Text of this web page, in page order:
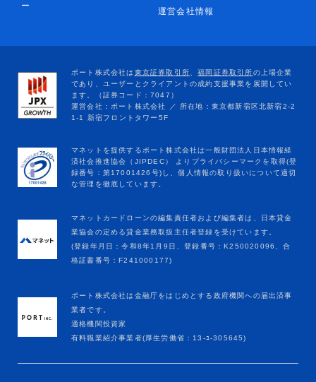
ー
運営会社情報
マネットカードローンの編集責任者および編集者は、日本貸金
業協会の定める貸金業務取扱主任者登録を受けています。
(登録年月日：令和8年1月9日、登録番号：K250020096、合
格証書番号：F241000177)
ポート株式会社は金融庁をはじめとする政府機関への届出済事
業者です。
適格機関投資家
有料職業紹介事業者(厚生労働省：13-ﾕ-305645)